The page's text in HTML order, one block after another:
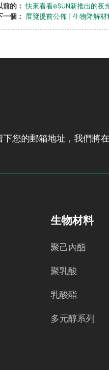
前的： 快來看看eSUN新推出的夜
一個： 展覽提前公佈 | 生物降解
您的郵箱地址，我們將
生物材料
聚己內酯
聚乳酸
乳酸酯
多元醇系列